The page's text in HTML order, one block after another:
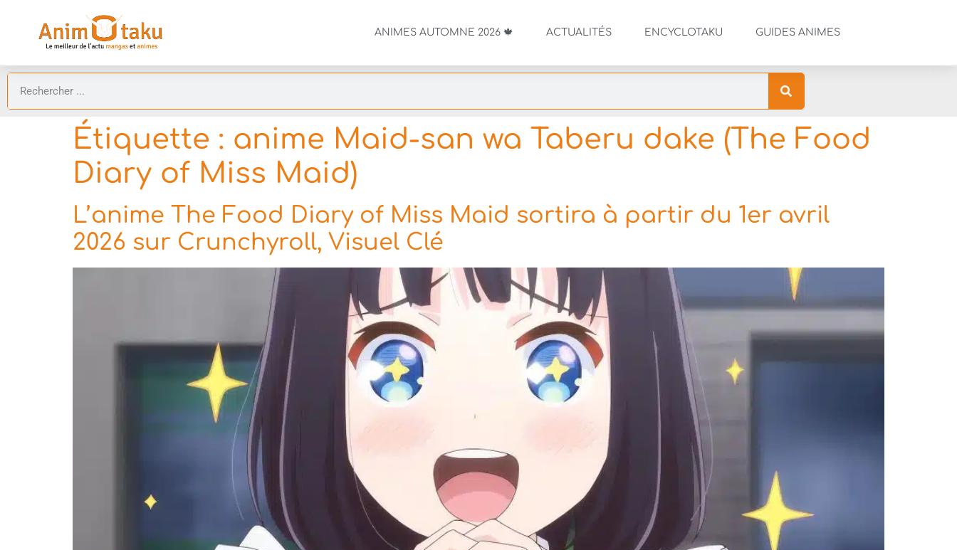
ANIMES AUTOMNE 2026 🍁 ACTUALITÉS ENCYCLOTAKU GUIDES ANIMES
Étiquette : anime Maid-san wa Taberu dake (The Food
Diary of Miss Maid)
L’anime The Food Diary of Miss Maid sortira à partir du 1er avril
2026 sur Crunchyroll, Visuel Clé